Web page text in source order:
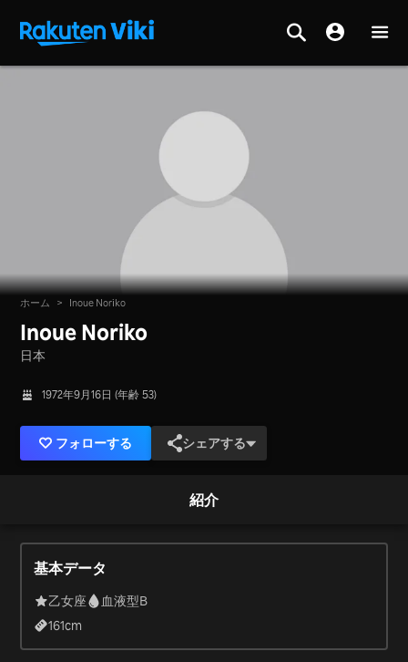
ホーム > Inoue Noriko
Inoue Noriko
日本
1972年9月16日 (年齢 53)
フォローする シェアする
紹介
基本データ
乙女座
血液型B
161cm